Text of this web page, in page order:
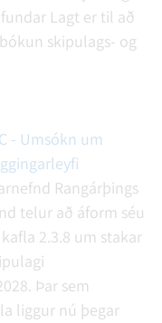
Lagt er til að
skipulags- og
- Umsókn um
Rangárþings
telur að áform séu
2.3.8 um stakar
Þar sem
liggur nú þegar